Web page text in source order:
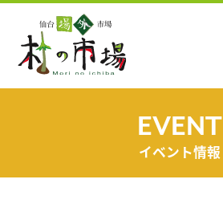
ッ
EVENT
イベント情報